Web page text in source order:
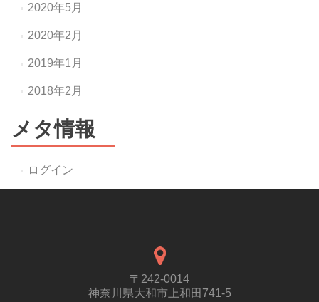
2020年5月
2020年2月
2019年1月
2018年2月
メタ情報
ログイン
〒242-0014
神奈川県大和市上和田741-5